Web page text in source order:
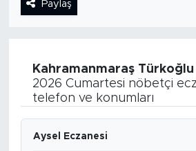
Paylaş
Kahramanmaraş Türkoğlu
2026 Cumartesi nöbetçi
telefon ve konumları
Aysel Eczanesi
DÜNYA
KARİKATÜR
Tüm Manşetler
Haber Arşivi